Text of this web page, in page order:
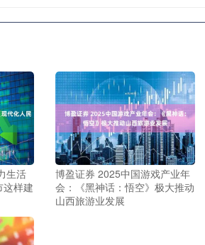
生活
这样建
博盈证券 2025中国游戏产业年
会：《黑神话：悟空》极大推动
山西旅游业发展